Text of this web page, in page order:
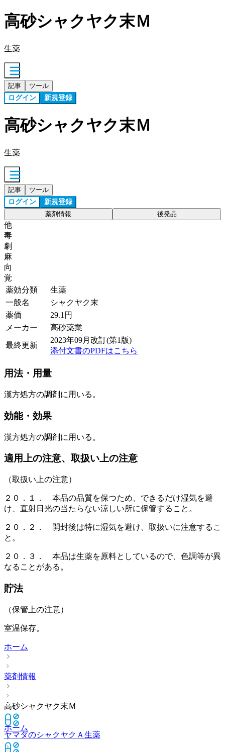
高砂シャクヤク末Ｍ
生薬
記事 ツール
ログイン 新規登録
高砂シャクヤク末Ｍ
生薬
記事 ツール
ログイン 新規登録
薬剤情報 後発品
他
毒
劇
麻
向
覚
薬効分類
生薬
一般名
シャクヤク末
薬価
29.1 円
メーカー
高砂薬業
最終更新
2023年09月改訂(第1版)
添付文書のPDFはこちら
用法・用量
漢方処方の調剤に用いる。
効能・効果
漢方処方の調剤に用いる。
適用上の注意、取扱い上の注意
（取扱い上の注意）
２０．１． 本品の品質を保つため、できるだけ湿気を避
け、直射日光の当たらない涼しい所に保管すること。
２０．２． 開封後は特に湿気を避け、取扱いに注意するこ
と。
２０．３． 本品は生薬を原料としているので、色調等が異
なることがある。
貯法
（保管上の注意）
室温保存。
ホーム
薬剤情報
高砂シャクヤク末Ｍ
ヤマダのシャクヤクＡ 生薬
ホーム